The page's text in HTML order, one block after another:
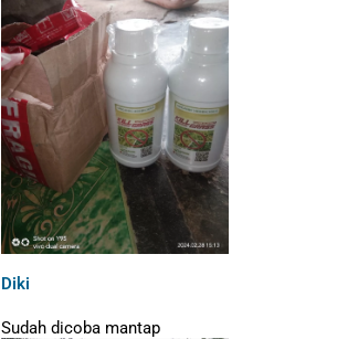
Diki
Sudah dicoba mantap